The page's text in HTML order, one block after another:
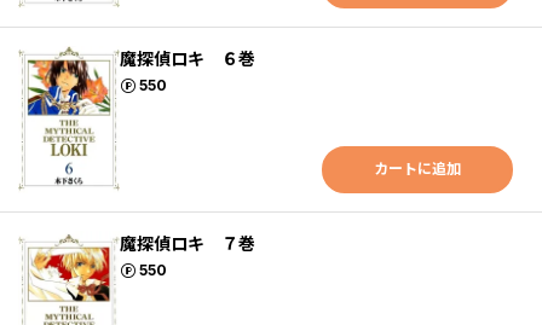
魔探偵ロキ ６巻
550
ポイント
カートに追加
魔探偵ロキ ７巻
550
ポイント